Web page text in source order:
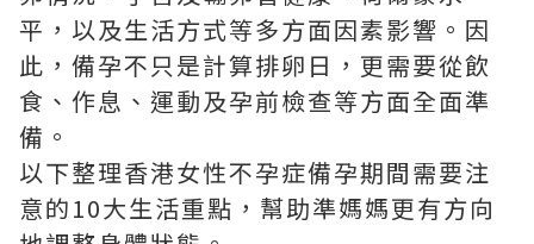
平，以及生活方式等多方面因素影響。因
此，備孕不只是計算排卵日，更需要從飲
食、作息、運動及孕前檢查等方面全面準
備。
以下整理香港女性不孕症備孕期間需要注
意的10大生活重點，幫助準媽媽更有方向